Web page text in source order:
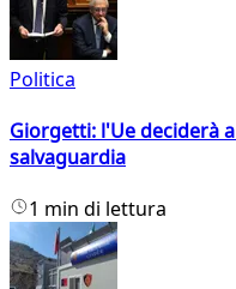
Politica
Giorgetti: l'Ue deciderà
salvaguardia
1 min di lettura